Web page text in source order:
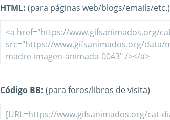
HTML: (para páginas web/blogs/emails/etc.)
Código BB: (para foros/libros de visita)